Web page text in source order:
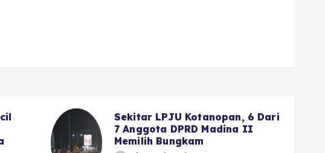
Sekitar LPJU Kotanopan, 6 Dari
7 Anggota DPRD Madina II
Memilih Bungkam